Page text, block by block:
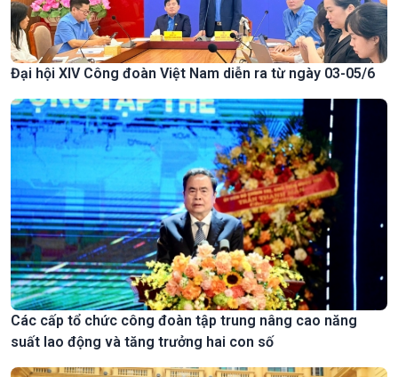
Đại hội XIV Công đoàn Việt Nam diễn ra từ ngày 03-05/6
Các cấp tổ chức công đoàn tập trung nâng cao năng
suất lao động và tăng trưởng hai con số